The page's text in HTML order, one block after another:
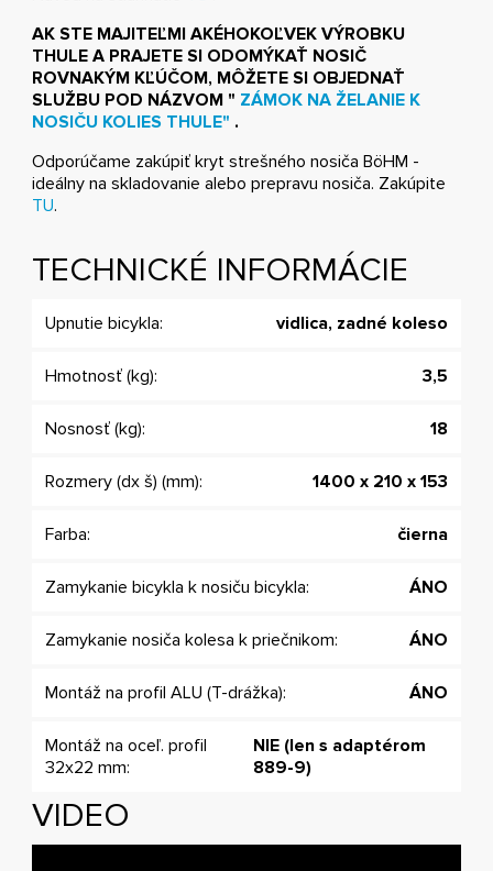
AK STE MAJITEĽMI AKÉHOKOĽVEK VÝROBKU
THULE A PRAJETE SI ODOMÝKAŤ NOSIČ
ROVNAKÝM KĽÚČOM, MÔŽETE SI OBJEDNAŤ
SLUŽBU POD NÁZVOM " ZÁMOK NA ŽELANIE K
NOSIČU KOLIES THULE" .
Odporúčame zakúpiť kryt strešného nosiča BöHM -
ideálny na skladovanie alebo prepravu nosiča. Zakúpite
TU.
TECHNICKÉ INFORMÁCIE
Upnutie bicykla: vidlica, zadné koleso
Hmotnosť (kg): 3,5
Nosnosť (kg): 18
Rozmery (dx š) (mm): 1400 x 210 x 153
Farba: čierna
Zamykanie bicykla k nosiču bicykla: ÁNO
Zamykanie nosiča kolesa k priečnikom: ÁNO
Montáž na profil ALU (T-drážka): ÁNO
Montáž na oceľ. profil
32x22 mm:
NIE (len s adaptérom
889-9)
VIDEO